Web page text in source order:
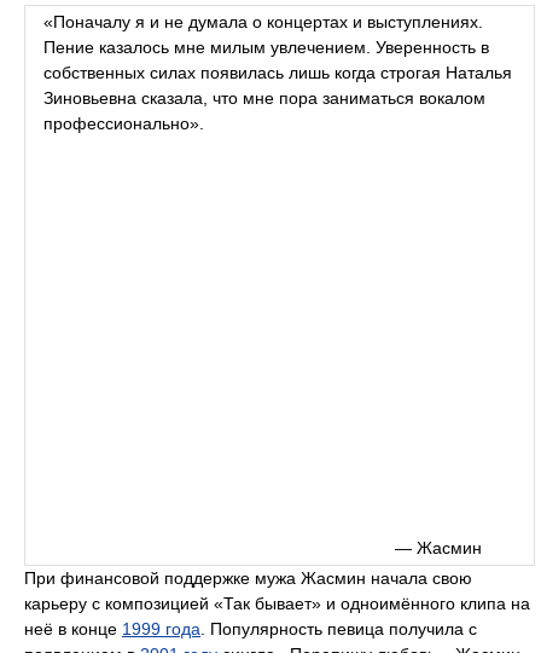
«Поначалу я и не думала о концертах и выступлениях.
Пение казалось мне милым увлечением. Уверенность в
собственных силах появилась лишь когда строгая Наталья
Зиновьевна сказала, что мне пора заниматься вокалом
профессионально».
— Жасмин
При финансовой поддержке мужа Жасмин начала свою
карьеру с композицией «Так бывает» и одноимённого клипа на
неё в конце 1999 года . Популярность певица получила с